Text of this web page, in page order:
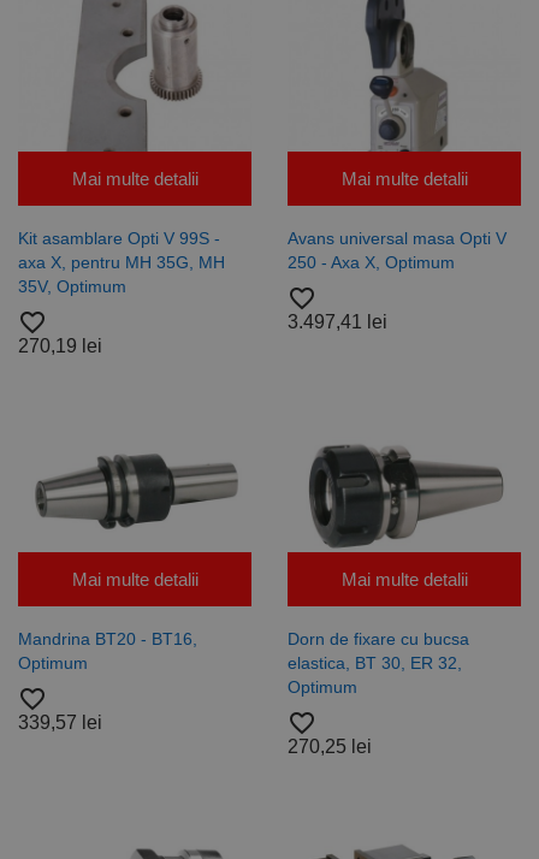
Mai multe detalii
Kit asamblare Opti V 99S -
axa X, pentru MH 35G, MH
35V, Optimum
favorite_border
270,19 lei
Mai multe detalii
Avans universal masa Opti V
250 - Axa X, Optimum
favorite_border
3.497,41 lei
Mai multe detalii
Mandrina BT20 - BT16,
Optimum
favorite_border
339,57 lei
Mai multe detalii
Dorn de fixare cu bucsa
elastica, BT 30, ER 32,
Optimum
favorite_border
270,25 lei